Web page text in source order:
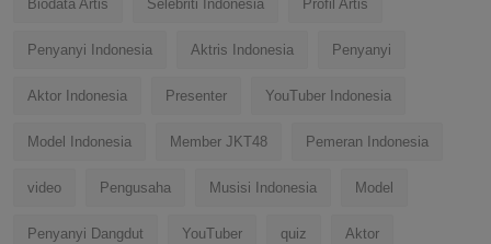
Biodata Artis Selebriti Indonesia Profil Artis
Penyanyi Indonesia Aktris Indonesia Penyanyi
Aktor Indonesia Presenter YouTuber Indonesia
Model Indonesia Member JKT48 Pemeran Indonesia
video Pengusaha Musisi Indonesia Model
Penyanyi Dangdut YouTuber quiz Aktor